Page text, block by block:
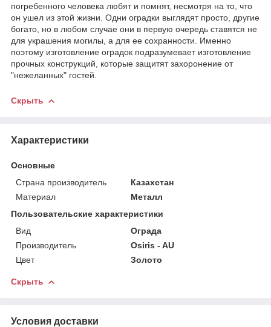
погребенного человека любят и помнят, несмотря на то, что
он ушел из этой жизни. Одни оградки выглядят просто, другие
богато, но в любом случае они в первую очередь ставятся не
для украшения могилы, а для ее сохранности. Именно
поэтому изготовление оградок подразумевает изготовление
прочных конструкций, которые защитят захоронение от
"нежеланных" гостей.
Скрыть
Характеристики
Основные
Страна производитель
Казахстан
Материал
Металл
Пользовательские характеристики
Вид
Ограда
Производитель
Osiris - AU
Цвет
Золото
Скрыть
Условия доставки